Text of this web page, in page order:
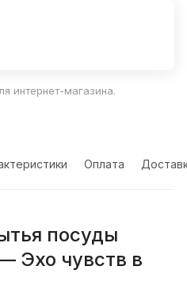
интернет-магазина.
Оплата
посуды
Эхо чувств в